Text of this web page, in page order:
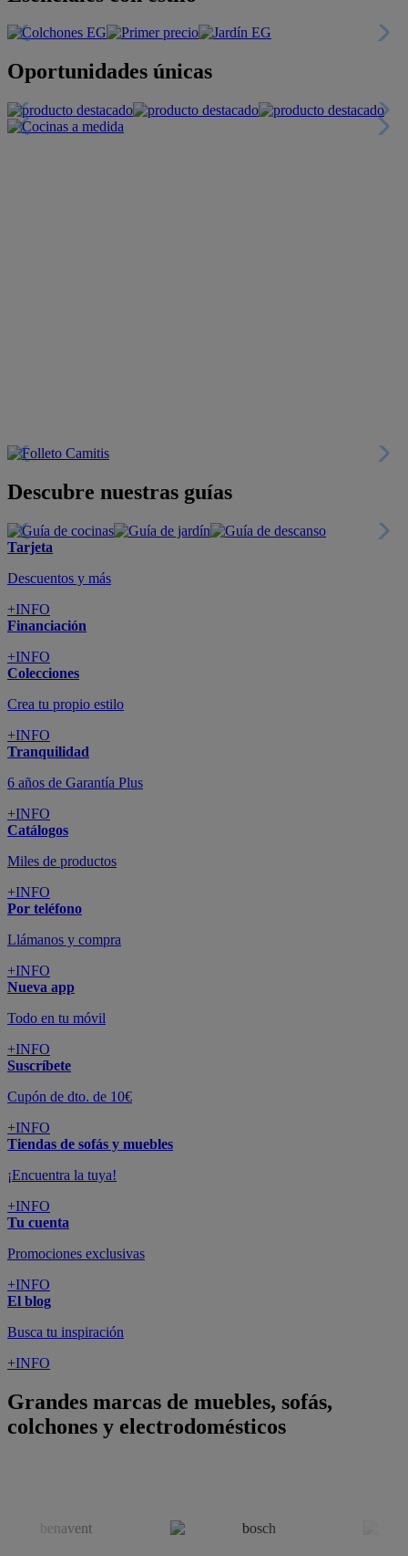
Oportunidades únicas
Descubre nuestras guías
Tarjeta
Descuentos y más
+INFO
Financiación
+INFO
Colecciones
Crea tu propio estilo
+INFO
Tranquilidad
6 años de Garantía Plus
+INFO
Catálogos
Miles de productos
+INFO
Por teléfono
Llámanos y compra
+INFO
Nueva app
Todo en tu móvil
+INFO
Suscríbete
Cupón de dto. de 10€
+INFO
Tiendas de sofás y muebles
¡Encuentra la tuya!
+INFO
Tu cuenta
Promociones exclusivas
+INFO
El blog
Busca tu inspiración
+INFO
Grandes marcas de muebles, sofás,
colchones y electrodomésticos